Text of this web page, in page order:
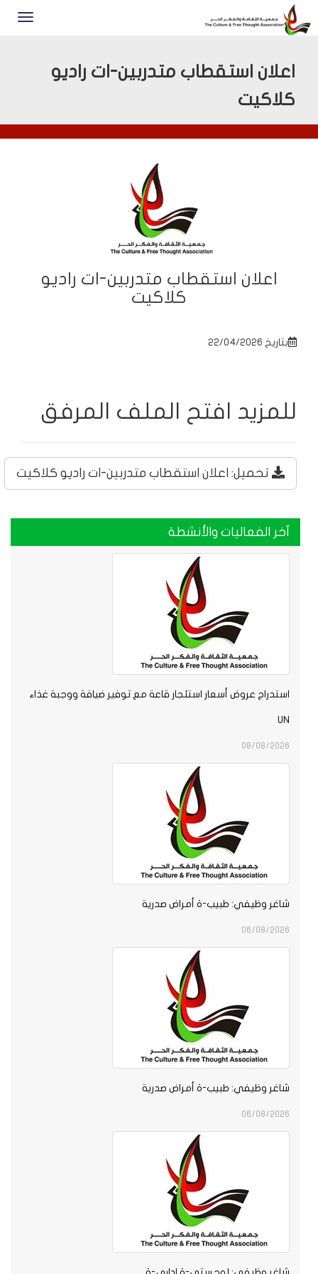
اعلان استقطاب متدربين-ات راديو
كلاكيت
اعلان استقطاب متدربين-ات راديو
كلاكيت
بتاريخ 22/04/2026
للمزيد افتح الملف المرفق
تحميل: اعلان استقطاب متدربين-ات راديو كلاكيت
آخر الفعاليات والأنشطة
استدراج عروض أسعار استئجار قاعة مع توفير ضيافة ووجبة غذاء
UN
08/08/2026
شاغر وظيفي: طبيب-ة أمراض صدرية
06/08/2026
شاغر وظيفي: طبيب-ة أمراض صدرية
06/08/2026